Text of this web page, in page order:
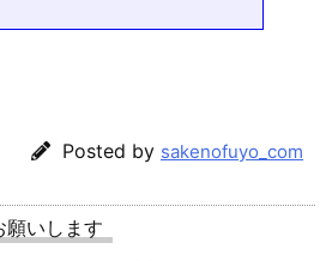
Posted by sakenofuyo_com
願いします